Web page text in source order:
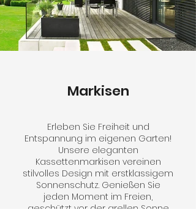
Markisen
Erleben Sie Freiheit und
Entspannung im eigenen Garten!
Unsere eleganten
Kassettenmarkisen vereinen
stilvolles Design mit erstklassigem
Sonnenschutz. Genießen Sie
jeden Moment im Freien,
geschützt vor der grellen Sonne